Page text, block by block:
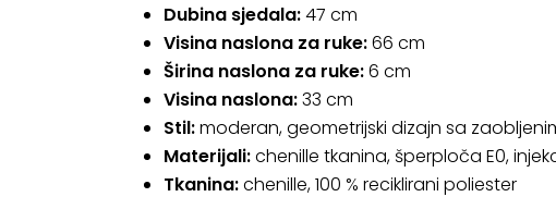
Dubina sjedala:47 cm
Visina naslona za ruke:66 cm
Širina naslona za ruke:6 cm
Visina naslona:33 cm
Stil:moderan, geometrijski dizajn sa
Materijali:chenille tkanina, šperploča E0,
Tkanina:chenille, 100 % reciklirani poliester